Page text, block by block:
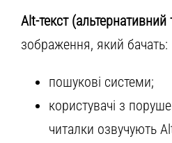
Alt-текст (альтернативний
зображення, який бачать:
пошукові системи;
користувачі з
читалки озвучують